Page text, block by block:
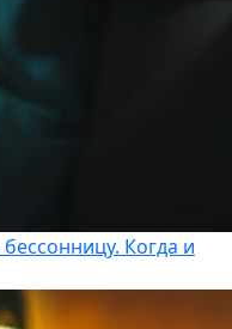
Когда и